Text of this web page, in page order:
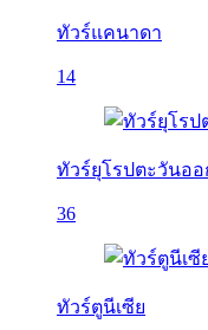
ทัวร์แคนาดา
14
ทัวร์ยุโรปตะวันออ
36
ทัวร์ตูนีเซีย